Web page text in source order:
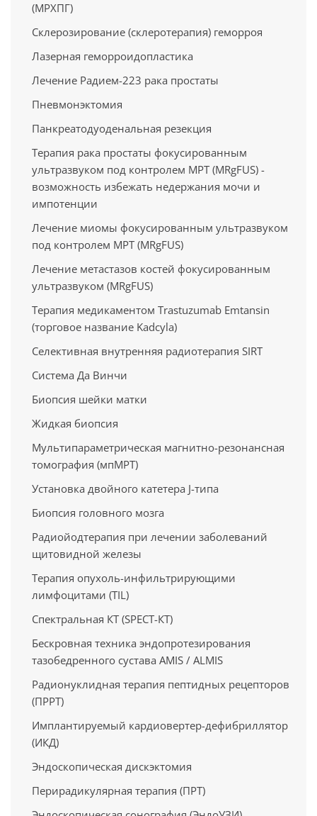
(МРХПГ)
Склерозирование (склеротерапия) геморроя
Лазерная геморроидопластика
Лечение Радием-223 рака простаты
Пневмонэктомия
Панкреатодуоденальная резекция
Терапия рака простаты фокусированным
ультразвуком под контролем МРТ (MRgFUS) -
возможность избежать недержания мочи и
импотенции
Лечение миомы фокусированным ультразвуком
под контролем МРТ (MRgFUS)
Лечение метастазов костей фокусированным
ультразвуком (MRgFUS)
Терапия медикаментом Trastuzumab Emtansin
(торговое название Kadcyla)
Селективная внутренняя радиотерапия SIRT
Система Да Винчи
Биопсия шейки матки
Жидкая биопсия
Мультипараметрическая магнитно-резонансная
томография (мпМРТ)
Установка двойного катетера J-типа
Биопсия головного мозга
Радиойодтерапия при лечении заболеваний
щитовидной железы
Терапия опухоль-инфильтрирующими
лимфоцитами (TIL)
Спектральная КТ (SPECT-КТ)
Бескровная техника эндопротезирования
тазобедренного сустава AMIS / ALMIS
Радионуклидная терапия пептидных рецепторов
(ПРРТ)
Имплантируемый кардиовертер-дефибриллятор
(ИКД)
Эндоскопическая дискэктомия
Перирадикулярная терапия (ПРТ)